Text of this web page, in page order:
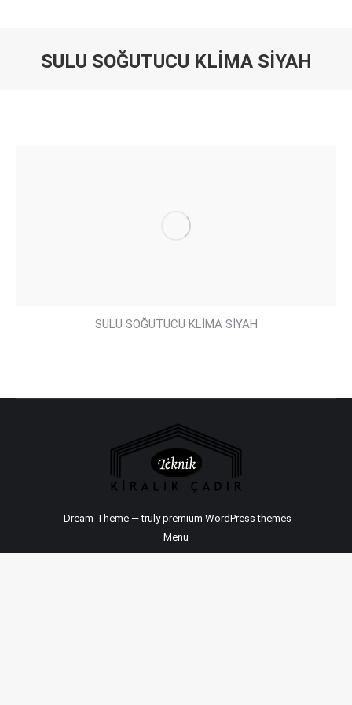
SULU SOĞUTUCU KLİMA SİYAH
SULU SOĞUTUCU KLİMA SİYAH
Dream-Theme — trulypremium WordPress themes
Menu